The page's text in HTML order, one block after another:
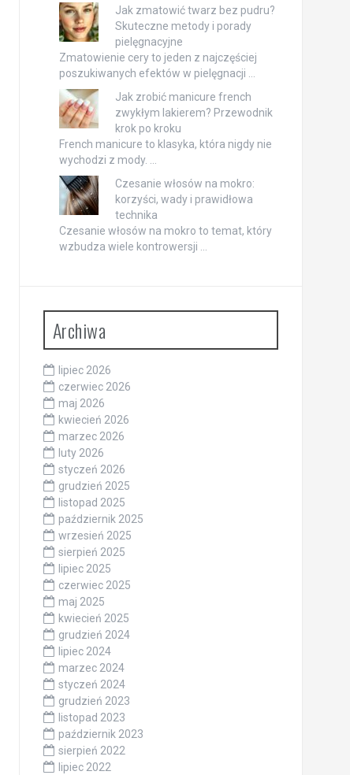
Jak zmatowić twarz bez pudru?
Skuteczne metody i porady
pielęgnacyjne
Zmatowienie cery to jeden z najczęściej
poszukiwanych efektów w pielęgnacji …
Jak zrobić manicure french
zwykłym lakierem? Przewodnik
krok po kroku
French manicure to klasyka, która nigdy nie
wychodzi z mody. …
Czesanie włosów na mokro:
korzyści, wady i prawidłowa
technika
Czesanie włosów na mokro to temat, który
wzbudza wiele kontrowersji …
Archiwa
lipiec 2026
czerwiec 2026
maj 2026
kwiecień 2026
marzec 2026
luty 2026
styczeń 2026
grudzień 2025
listopad 2025
październik 2025
wrzesień 2025
sierpień 2025
lipiec 2025
czerwiec 2025
maj 2025
kwiecień 2025
grudzień 2024
lipiec 2024
marzec 2024
styczeń 2024
grudzień 2023
listopad 2023
październik 2023
sierpień 2022
lipiec 2022